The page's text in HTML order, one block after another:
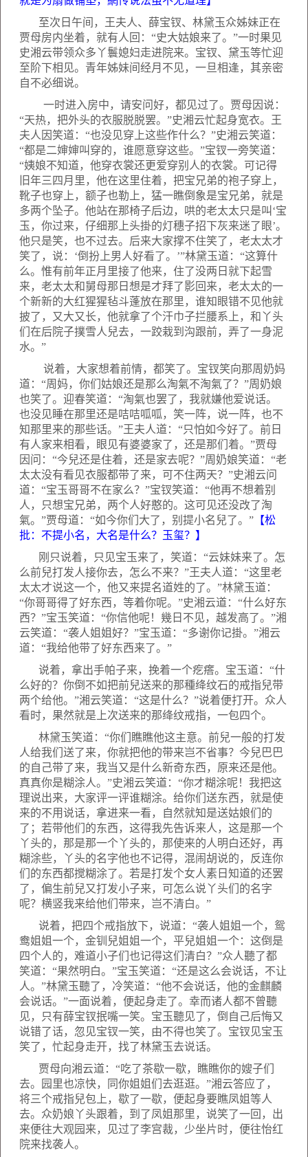
至次日午间，王夫人、薛宝钗、林黛玉众姊妹正在
贾母房内坐着，就有人回：“史大姑娘来了。”一时果见
史湘云带领众多丫鬟媳妇走进院来。宝钗、黛玉等忙迎
至阶下相见。青年姊妹间经月不见，一旦相逢，其亲密
自不必细说。
一时进入房中，请安问好，都见过了。贾母因说：
“天热，把外头的衣服脱脱罢。”史湘云忙起身宽衣。王
夫人因笑道：“也没见穿上这些作什么？”史湘云笑道：
“都是二婶婶叫穿的，谁愿意穿这些。”宝钗一旁笑道：
“姨娘不知道，他穿衣裳还更爱穿别人的衣裳。可记得
旧年三四月里，他在这里住着，把宝兄弟的袍子穿上，
靴子也穿上，额子也勒上，猛一瞧倒象是宝兄弟，就是
多两个坠子。他站在那椅子后边，哄的老太太只是叫‘宝
玉，你过来，仔细那上头掛的灯穗子招下灰来迷了眼’。
他只是笑，也不过去。后来大家撑不住笑了，老太太才
笑了，说：‘倒扮上男人好看了。’”林黛玉道：“这算什
么。惟有前年正月里接了他来，住了没两日就下起雪
来，老太太和舅母那日想是才拜了影回来，老太太的一
个新新的大红猩猩毡斗蓬放在那里，谁知眼错不见他就
披了，又大又长，他就拿了个汗巾子拦腰系上，和丫头
们在后院子撲雪人兒去，一跤栽到沟跟前，弄了一身泥
水。”
说着，大家想着前情，都笑了。宝钗笑向那周奶妈
道：“周妈，你们姑娘还是那么淘氣不淘氣了？”周奶娘
也笑了。迎春笑道：“淘氣也罢了，我就嫌他爱说话。
也没见睡在那里还是咭咭呱呱，笑一阵，说一阵，也不
知那里来的那些话。”王夫人道：“只怕如今好了。前日
有人家来相看，眼见有婆婆家了，还是那们着。”贾母
因问：“今兒还是住着，还是家去呢？”周奶娘笑道：“老
太太没有看见衣服都带了来，可不住两天？”史湘云问
道：“宝玉哥哥不在家么？”宝钗笑道：“他再不想着别
人，只想宝兄弟，两个人好憨的。这可见还没改了淘
氣。”贾母道：“如今你们大了，别提小名兒了。” 【松
批：不提小名，大名是什么？玉玺？】
刚只说着，只见宝玉来了，笑道：“云妹妹来了。怎
么前兒打发人接你去，怎么不来？”王夫人道：“这里老
太太才说这一个，他又来提名道姓的了。”林黛玉道：
“你哥哥得了好东西，等着你呢。”史湘云道：“什么好东
西？”宝玉笑道：“你信他呢！幾日不见，越发高了。”湘
云笑道：“袭人姐姐好？”宝玉道：“多谢你记掛。”湘云
道：“我给他带了好东西来了。”
说着，拿出手帕子来，挽着一个疙瘩。宝玉道：“什
么好的？你倒不如把前兒送来的那種绛纹石的戒指兒带
两个给他。”湘云笑道：“这是什么？”说着便打开。众人
看时，果然就是上次送来的那绛纹戒指，一包四个。
林黛玉笑道：“你们瞧瞧他这主意。前兒一般的打发
人给我们送了来，你就把他的带来岂不省事？今兒巴巴
的自己带了来，我当又是什么新奇东西，原来还是他。
真真你是糊涂人。”史湘云笑道：“你才糊涂呢！我把这
理说出来，大家评一评谁糊涂。给你们送东西，就是使
来的不用说话，拿进来一看，自然就知是送姑娘们的
了；若带他们的东西，这得我先告诉来人，这是那一个
丫头的，那是那一个丫头的，那使来的人明白还好，再
糊涂些，丫头的名字他也不记得，混闹胡说的，反连你
们的东西都搅糊涂了。若是打发个女人素日知道的还罢
了，偏生前兒又打发小子来，可怎么说丫头们的名字
呢？横竖我来给他们带来，岂不清白。”
说着，把四个戒指放下，说道：“袭人姐姐一个，鸳
鸯姐姐一个，金钏兒姐姐一个，平兒姐姐一个：这倒是
四个人的，难道小子们也记得这们清白？”众人聽了都
笑道：“果然明白。”宝玉笑道：“还是这么会说话，不让
人。”林黛玉聽了，冷笑道：“他不会说话，他的金麒麟
会说话。”一面说着，便起身走了。幸而诸人都不曾聽
见，只有薛宝钗抿嘴一笑。宝玉聽见了，倒自己后悔又
说错了话，忽见宝钗一笑，由不得也笑了。宝钗见宝玉
笑了，忙起身走开，找了林黛玉去说话。
贾母向湘云道：“吃了茶歇一歇，瞧瞧你的嫂子们
去。园里也凉快，同你姐姐们去逛逛。”湘云答应了，
将三个戒指兒包上，歇了一歇，便起身要瞧凤姐等人
去。众奶娘丫头跟着，到了凤姐那里，说笑了一回，出
来便往大观园来，见过了李宫裁，少坐片时，便往怡红
院来找袭人。